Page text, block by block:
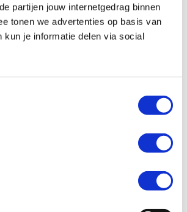
partijen jouw internetgedrag binnen
tonen we advertenties op basis van
kun je informatie delen via social